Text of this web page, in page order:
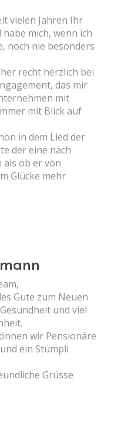
vielen Jahren Ihr
mich, wenn ich
noch nie besonders
recht herzlich bei
das mir
mit
mit Blick auf
in dem Lied der
der eine nach
als ob er von
Glücke mehr
Gute zum Neuen
und viel
wir Pensionäre
ein Stümpli
Grüsse